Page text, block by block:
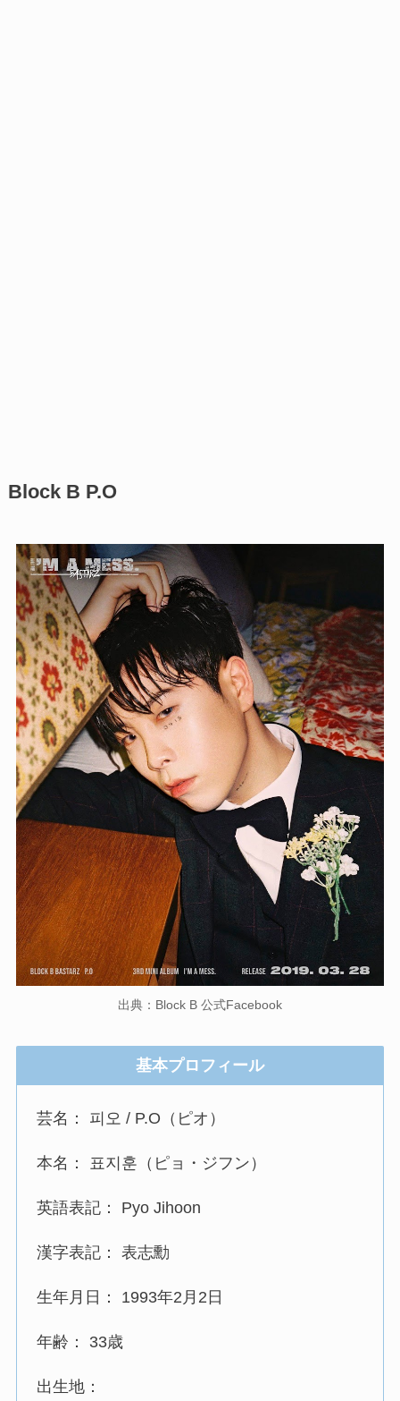
Block B P.O
出典：Block B 公式Facebook
基本プロフィール
芸名： 피오 / P.O（ピオ）
本名： 표지훈（ピョ・ジフン）
英語表記： Pyo Jihoon
漢字表記： 表志勳
生年月日： 1993年2月2日
年齢： 33歳
出生地：